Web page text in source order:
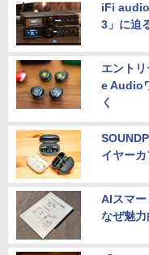
iFi audio
3」に迫
エント
e Audio
く
イヤー
AIスマ
なぜ魅力